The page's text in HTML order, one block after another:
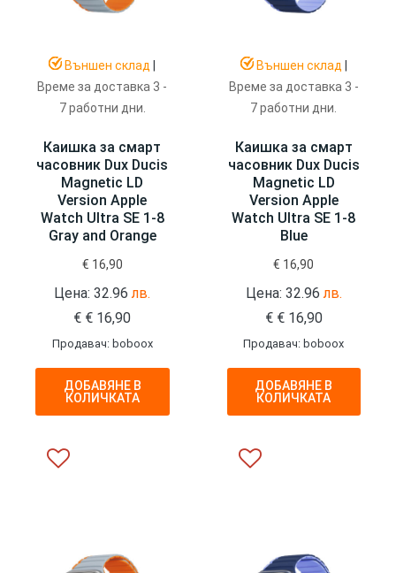
Външен склад
Време за доставка 3 -
7 работни дни.
Каишка за смарт
часовник Dux Ducis
Magnetic LD
Version Apple
Watch Ultra SE 1-8
Gray and Orange
€ 16,90
Цена: 32.96лв.
€ € 16,90
Продавач: boboox
ДОБАВЯНЕ В
КОЛИЧКАТА
Външен склад
Време за доставка 3 -
7 работни дни.
Каишка за смарт
часовник Dux Ducis
Magnetic LD
Version Apple
Watch Ultra SE 1-8
Blue
€ 16,90
Цена: 32.96 лв.
€ €16,90
Продавач: boboox
ДОБАВЯНЕ В
КОЛИЧКАТА